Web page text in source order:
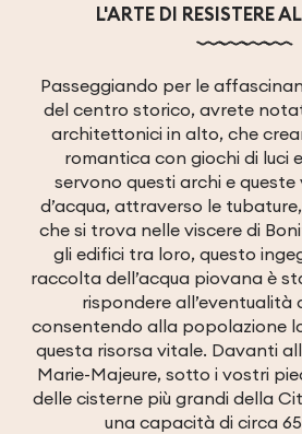
L'ARTE DI RESISTERE
Passeggiando per le
del centro storico, avrete
architettonici in alto, che
romantica con giochi di luci
servono questi archi e queste
d’acqua, attraverso le
che si trova nelle viscere di
gli edifici tra loro, questo
raccolta dell’acqua piovana è
rispondere all’eventualità
consentendo alla popolazione
questa risorsa vitale. Davanti
Marie-Majeure, sotto i vostri
delle cisterne più grandi della
una capacità di circa